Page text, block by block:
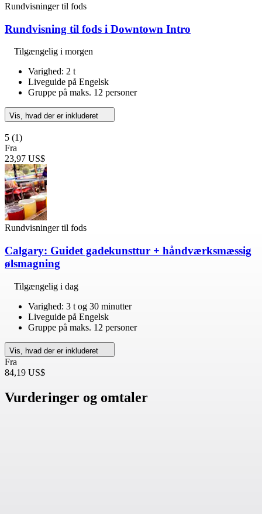
Rundvisninger til fods
Rundvisning til fods i Downtown Intro
Tilgængelig i morgen
Varighed: 2 t
Liveguide på Engelsk
Gruppe på maks. 12 personer
Vis, hvad der er inkluderet
5 (1)
Fra
23,97 US$
Rundvisninger til fods
Calgary: Guidet gadekunsttur + håndværksmæssig
ølsmagning
Tilgængelig i dag
Varighed: 3 t og 30 minutter
Liveguide på Engelsk
Gruppe på maks. 12 personer
Vis, hvad der er inkluderet
Fra
84,19 US$
Vurderinger og omtaler